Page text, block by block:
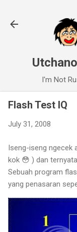
I'm Not
Flash Test IQ
July 31, 2008
Iseng-iseng ngecek
kok 😳 ) dan
Sebuah program
yang penasaran